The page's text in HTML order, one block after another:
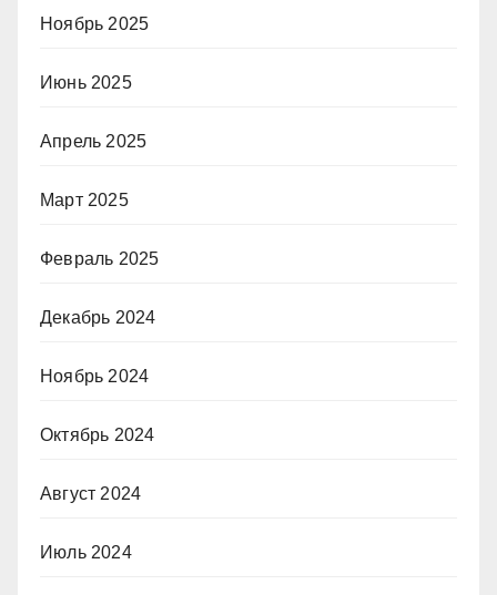
Ноябрь 2025
Июнь 2025
Апрель 2025
Март 2025
Февраль 2025
Декабрь 2024
Ноябрь 2024
Октябрь 2024
Август 2024
Июль 2024